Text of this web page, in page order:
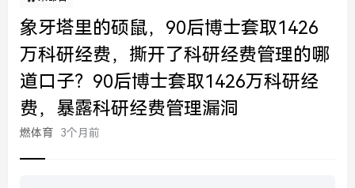
象牙塔里的硕鼠，90后博士套取1426
万科研经费，撕开了科研经费管理的哪
道口子？90后博士套取1426万科研经
费，暴露科研经费管理漏洞
燃体育 3个月前